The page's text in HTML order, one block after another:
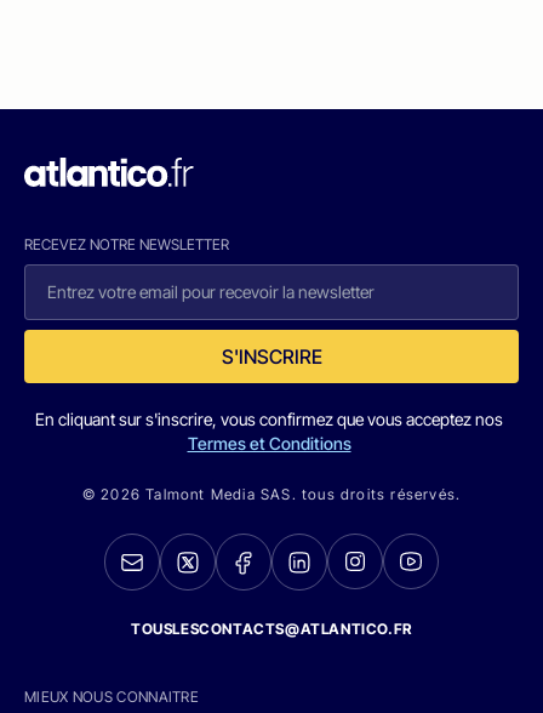
RECEVEZ NOTRE NEWSLETTER
S'INSCRIRE
En cliquant sur s'inscrire, vous confirmez que vous acceptez nos
Termes et Conditions
© 2026 Talmont Media SAS. tous droits réservés.
TOUSLESCONTACTS@ATLANTICO.FR
MIEUX NOUS CONNAITRE